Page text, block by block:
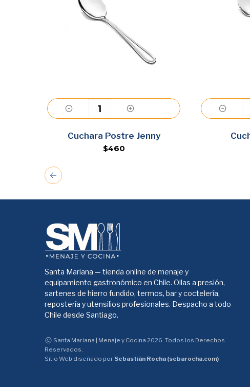
Agregar
Cuchara Postre Jenny
$460
Santa Mariana — tienda online de menaje y
equipamiento gastronómico en Chile. Ollas a presión,
sartenes de hierro fundido, termos, bar y coctelería,
repostería y utensilios profesionales. Despacho a todo
Chile desde Santiago.
Santa Mariana | Menaje y Cocina 2026. Todos los Derechos
Reservados.
Sitio Web diseñado por Sebastián Rocha (sebarocha.com)